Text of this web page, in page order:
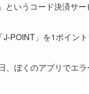
いうコード決済サー
POINT」を1ポイン
、ぼくのアプリでエ